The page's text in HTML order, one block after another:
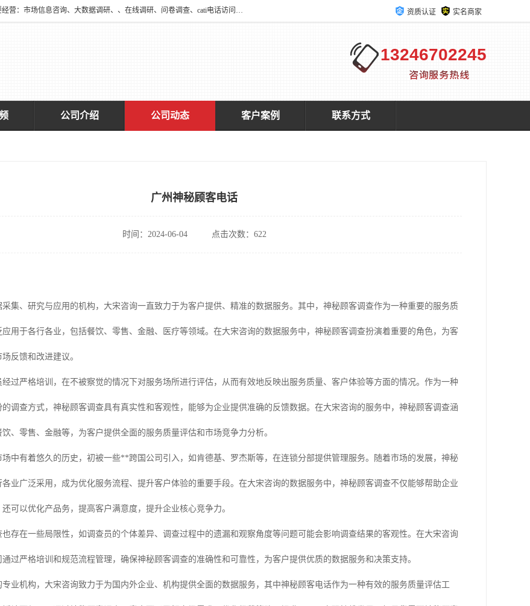
深圳大宋咨询有限公司2016年于深圳市宝安区新安街道海旺社区成立。主要经营：市场信息咨询、大数据调研、、在线调研、问卷调查、cati电话访问、神秘顾客调查、广告效果评估、消费者调查、大数据采集分析等，从事广告业务、国内贸易、数据采集、数据处理；公共文明测评。 资质认证 实名商家
13246702245
公司介绍 公司动态 客户案例 联系方式
广州神秘顾客电话
时间：2024-06-04 点击次数：622
集、研究与应用的机构，大宋咨询一直致力于为客户提供、精准的数据服务。其中，神秘顾客调查作为一种重要的服务质
用于各行各业，包括餐饮、零售、金融、医疗等领域。在大宋咨询的数据服务中，神秘顾客调查扮演着重要的角色，为客
反馈和改进建议。
过严格培训，在不被察觉的情况下对服务场所进行评估，从而有效地反映出服务质量、客户体验等方面的情况。作为一种
调查方式，神秘顾客调查具有真实性和客观性，能够为企业提供准确的反馈数据。在大宋咨询的服务中，神秘顾客调查涵
、零售、金融等，为客户提供全面的服务质量评估和市场竞争力分析。
中有着悠久的历史，初被一些**跨国公司引入，如肯德基、罗杰斯等，在连锁分部提供管理服务。随着市场的发展，神秘
业广泛采用，成为优化服务流程、提升客户体验的重要手段。在大宋咨询的数据服务中，神秘顾客调查不仅能够帮助企业
还可以优化产品务，提高客户满意度，提升企业核心竞争力。
存在一些局限性，如调查员的个体差异、调查过程中的遗漏和观察角度等问题可能会影响调查结果的客观性。在大宋咨询
过严格培训和规范流程管理，确保神秘顾客调查的准确性和可靠性，为客户提供优质的数据服务和决策支持。
业机构，大宋咨询致力于为国内外企业、机构提供全面的数据服务，其中神秘顾客电话作为一种有效的服务质量评估工